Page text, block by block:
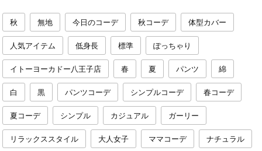
秋 無地 今日のコーデ 秋コーデ 体型カバー
人気アイテム 低身長 標準 ぽっちゃり
イトーヨーカドー八王子店 春 夏 パンツ 綿
白 黒 パンツコーデ シンプルコーデ 春コーデ
夏コーデ シンプル カジュアル ガーリー
リラックススタイル 大人女子 ママコーデ ナチュラル